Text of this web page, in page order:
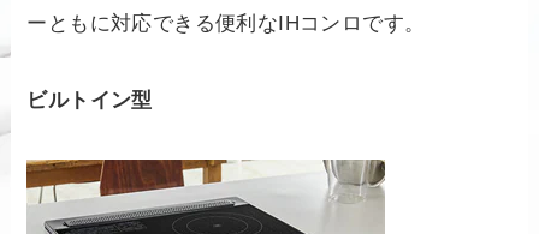
ーともに対応できる便利なIHコンロです。
ビルトイン型